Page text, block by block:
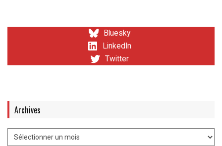
Bluesky
LinkedIn
Twitter
Archives